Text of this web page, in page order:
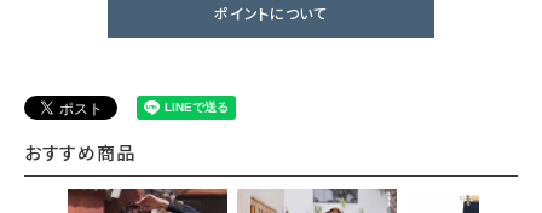
ポイントについて
おすすめ商品